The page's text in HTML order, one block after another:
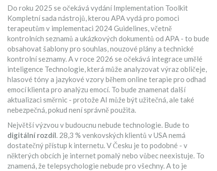
Do roku 2025 se očekává vydáníImplementation Toolkit
Kompletní sada nástrojů, kterou APA vydá pro pomoci
terapeutům v implementaci 2024 Guidelines, včetně
kontrolních seznamů a ukázkových dokumentů od APA - to bude
obsahovat šablony pro souhlas, nouzové plány a technické
kontrolní seznamy. A v roce 2026 se očekává integrace umělé
inteligence Technologie, která může analyzovat výraz obličeje,
hlasové tóny a jazykové vzory během online terapie pro odhad
emocí klienta pro analýzu emocí. To bude znamenat další
aktualizaci směrnic - protože AI může být užitečná, ale také
nebezpečná, pokud není správně použita.
Největší výzvou v budoucnu nebude technologie. Bude to
digitální rozdíl. 28,3 % venkovských klientů v USA nemá
dostatečný přístup k internetu. V Česku je to podobné - v
některých obcích je internet pomalý nebo vůbec neexistuje. To
znamená, že telepsychologie nebude pro všechny. A to je